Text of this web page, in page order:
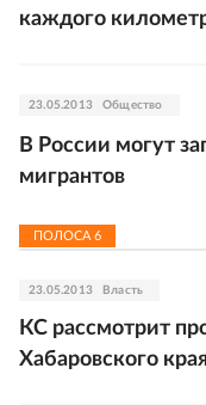
каждого
23.05.2013 Общество
В России могут
мигрантов
ПОЛОСА 6
23.05.2013 Власть
КС рассмотрит
Хабаровского края